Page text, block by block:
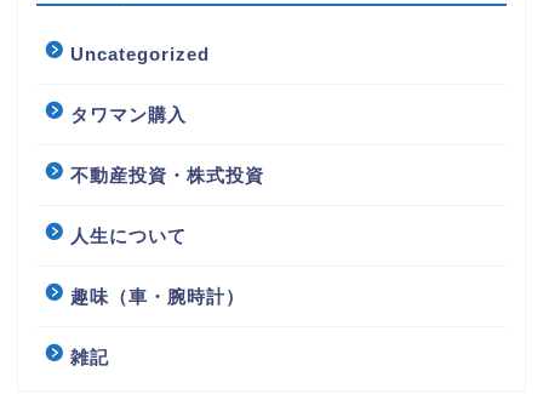
Uncategorized
タワマン購入
不動産投資・株式投資
人生について
趣味（車・腕時計）
雑記